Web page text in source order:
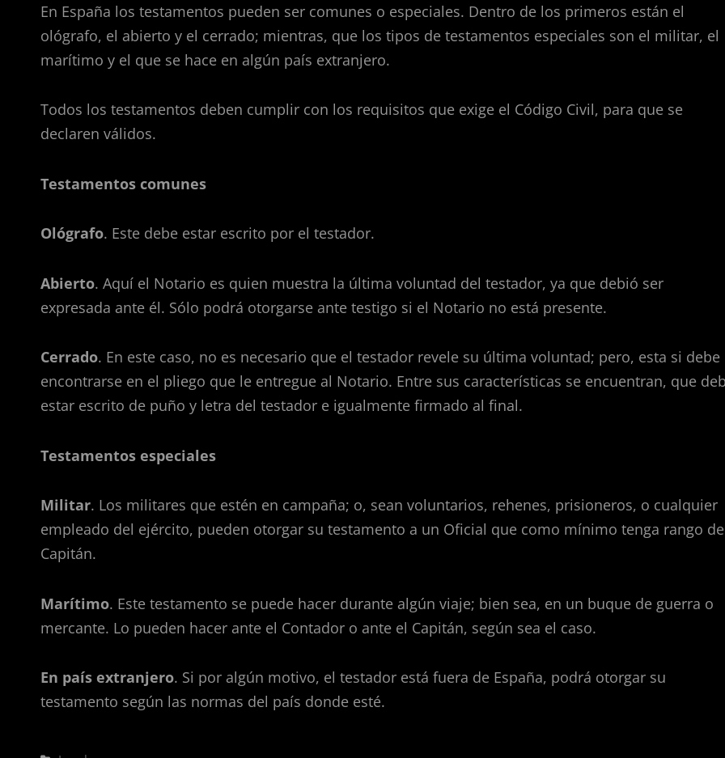
En España los testamentos pueden ser comunes o especiales. Dentro de los primeros están el
ológrafo, el abierto y el cerrado; mientras, que los tipos de testamentos especiales son el militar, el
marítimo y el que se hace en algún país extranjero.
Todos los testamentos deben cumplir con los requisitos que exige el Código Civil, para que se
declaren válidos.
Testamentos comunes
Ológrafo. Este debe estar escrito por el testador.
Abierto. Aquí el Notario es quien muestra la última voluntad del testador, ya que debió ser
expresada ante él. Sólo podrá otorgarse ante testigo si el Notario no está presente.
Cerrado. En este caso, no es necesario que el testador revele su última voluntad; pero, esta si debe
encontrarse en el pliego que le entregue al Notario. Entre sus características se encuentran, que
estar escrito de puño y letra del testador e igualmente firmado al final.
Testamentos especiales
Militar. Los militares que estén en campaña; o, sean voluntarios, rehenes, prisioneros, o cualquier
empleado del ejército, pueden otorgar su testamento a un Oficial que como mínimo tenga rango de
Capitán.
Marítimo. Este testamento se puede hacer durante algún viaje; bien sea, en un buque de guerra o
mercante. Lo pueden hacer ante el Contador o ante el Capitán, según sea el caso.
En país extranjero. Si por algún motivo, el testador está fuera de España, podrá otorgar su
testamento según las normas del país donde esté.